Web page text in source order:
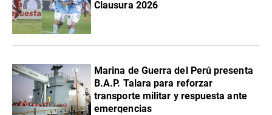
Clausura 2026
Marina de Guerra del Perú presenta
B.A.P. Talara para reforzar
transporte militar y respuesta ante
emergencias